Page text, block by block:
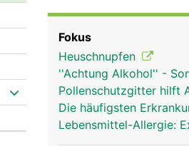
über 10 Millionen
Verbindung der Nase
Stimmbildung aus.
Fokus
Heuschnupfen
''Achtung Alkohol'' -
Pollenschutzgitter hilft
Die häufigsten
Lebensmittel-Allergie: